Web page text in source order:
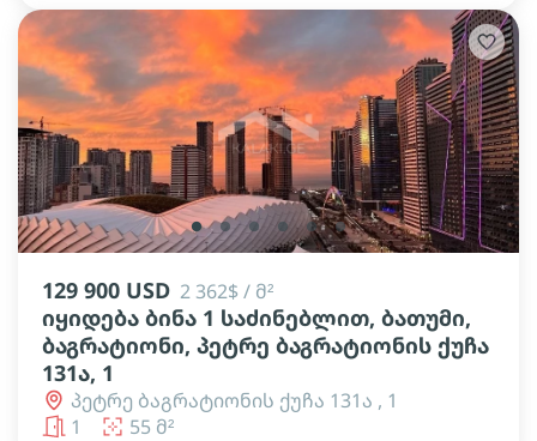
lens lens lens lens lens lens
129 900 USD 2 362$ / მ²
იყიდება ბინა 1 საძინებლით, ბათუმი,
ბაგრატიონი, პეტრე ბაგრატიონის ქუჩა
131ა, 1
პეტრე ბაგრატიონის ქუჩა 131ა , 1
1
55 მ²